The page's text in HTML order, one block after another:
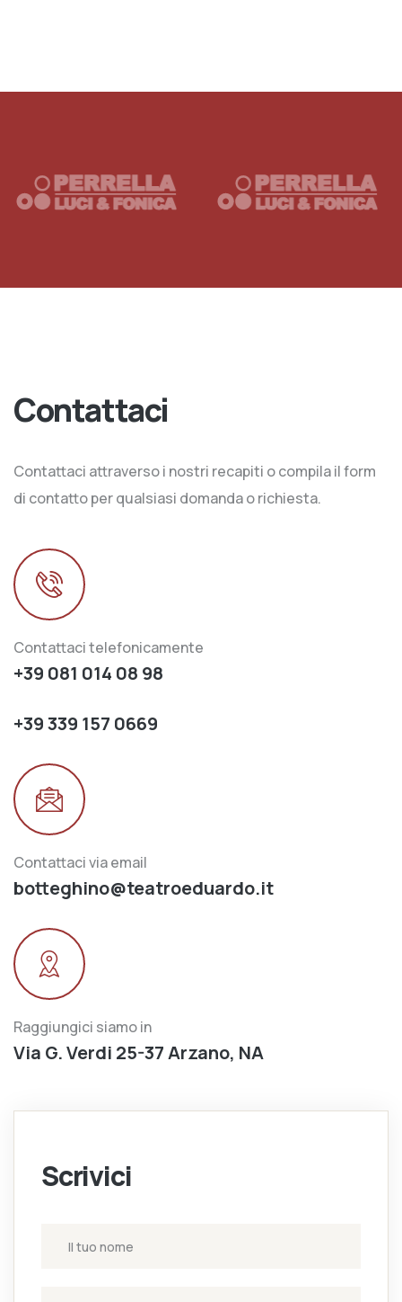
Contattaci
Contattaci attraverso i nostri recapiti o compila il form
di contatto per qualsiasi domanda o richiesta.
Contattaci telefonicamente
+39 081 014 08 98
+39 339 157 0669
Contattaci via email
botteghino@teatroeduardo.it
Raggiungici siamo in
Via G. Verdi 25-37 Arzano, NA
Scrivici